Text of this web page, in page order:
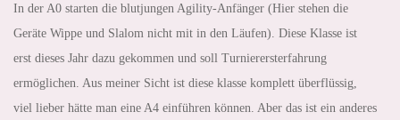
In der A0 starten die blutjungen Agility-Anfänger (Hier stehen die
Geräte Wippe und Slalom nicht mit in den Läufen). Diese Klasse ist
erst dieses Jahr dazu gekommen und soll Turnierersterfahrung
ermöglichen. Aus meiner Sicht ist diese klasse komplett überflüssig,
viel lieber hätte man eine A4 einführen können. Aber das ist ein anderes